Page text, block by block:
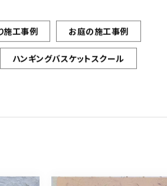
施工事例 お庭の施工事例
ハンギングバスケットスクール